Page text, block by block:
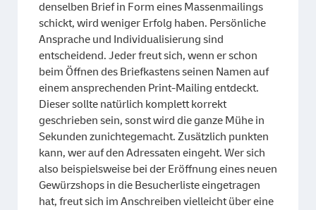
denselben Brief in Form eines Massenmailings
schickt, wird weniger Erfolg haben. Persönliche
Ansprache und Individualisierung sind
entscheidend. Jeder freut sich, wenn er schon
beim Öffnen des Briefkastens seinen Namen auf
einem ansprechenden Print-Mailing entdeckt.
Dieser sollte natürlich komplett korrekt
geschrieben sein, sonst wird die ganze Mühe in
Sekunden zunichtegemacht. Zusätzlich punkten
kann, wer auf den Adressaten eingeht. Wer sich
also beispielsweise bei der Eröffnung eines neuen
Gewürzshops in die Besucherliste eingetragen
hat, freut sich im Anschreiben vielleicht über eine